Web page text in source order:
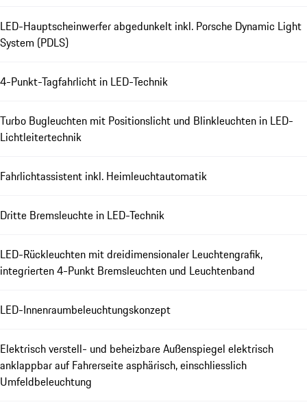
LED-Hauptscheinwerfer abgedunkelt inkl. Porsche Dynamic Light
System (PDLS)
4-Punkt-Tagfahrlicht in LED-Technik
Turbo Bugleuchten mit Positionslicht und Blinkleuchten in LED-
Lichtleitertechnik
Fahrlichtassistent inkl. Heimleuchtautomatik
Dritte Bremsleuchte in LED-Technik
LED-Rückleuchten mit dreidimensionaler Leuchtengrafik,
integrierten 4-Punkt Bremsleuchten und Leuchtenband
LED-Innenraumbeleuchtungskonzept
Elektrisch verstell- und beheizbare Außenspiegel elektrisch
anklappbar auf Fahrerseite asphärisch, einschliesslich
Umfeldbeleuchtung